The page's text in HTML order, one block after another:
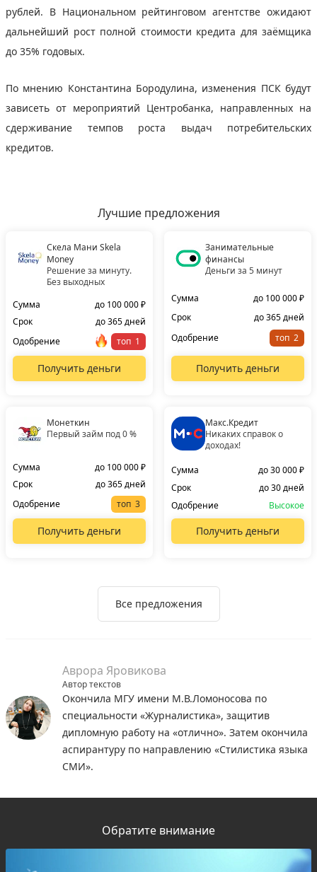
рублей. В Национальном рейтинговом агентстве ожидают
дальнейший рост полной стоимости кредита для заёмщика
до 35% годовых.
По мнению Константина Бородулина, изменения ПСК будут
зависеть от мероприятий Центробанка, направленных на
сдерживание темпов роста выдач потребительских
кредитов.
Лучшие предложения
Скела Мани Skela
Money
Решение за минуту.
Без выходных
Сумма
до 100 000 ₽
Срок
до 365 дней
Одобрение
топ
Получить деньги
Занимательные
финансы
Деньги за 5 минут
Сумма
до 100 000 ₽
Срок
до 365 дней
Одобрение
топ
Получить деньги
Монеткин
Первый займ под 0 %
Сумма
до 100 000 ₽
Срок
до 365 дней
Одобрение
топ
Получить деньги
Макс.Кредит
Никаких справок о
доходах!
Сумма
до 30 000 ₽
Срок
до 30 дней
Одобрение
Высокое
Получить деньги
Все предложения
Аврора Яровикова
Автор текстов
Окончила МГУ имени М.В.Ломоносова по
специальности «Журналистика», защитив
дипломную работу на «отлично». Затем окончила
аспирантуру по направлению «Стилистика языка
СМИ».
Обратите внимание